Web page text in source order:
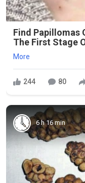
Find Papillomas
The First Stage
More
244 80
6 h 16 min